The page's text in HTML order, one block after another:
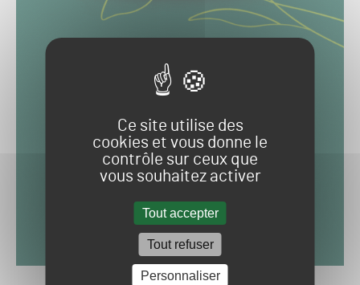
Ce site utilise des
cookies et vous donne le
contrôle sur ceux que
vous souhaitez activer
Tout accepter
Tout refuser
Personnaliser